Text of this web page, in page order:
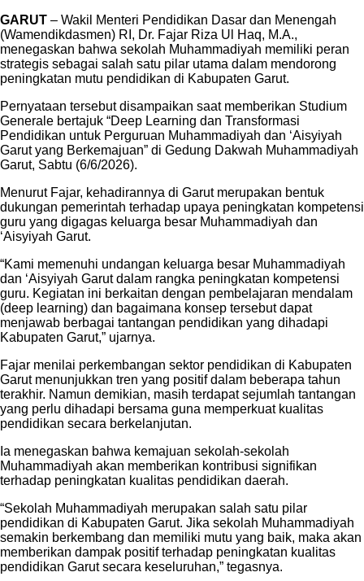
(Wamendikdasmen) RI, Dr. Fajar Riza Ul Haq, M.A.,
menegaskan bahwa sekolah Muhammadiyah memiliki peran
strategis sebagai salah satu pilar utama dalam mendorong
peningkatan mutu pendidikan di Kabupaten Garut.
Generale bertajuk “Deep Learning dan Transformasi
Pendidikan untuk Perguruan Muhammadiyah dan ‘Aisyiyah
Garut yang Berkemajuan” di Gedung Dakwah Muhammadiyah
Garut, Sabtu (6/6/2026).
dukungan pemerintah terhadap upaya peningkatan kompetensi
guru yang digagas keluarga besar Muhammadiyah dan
‘Aisyiyah Garut.
dan ‘Aisyiyah Garut dalam rangka peningkatan kompetensi
guru. Kegiatan ini berkaitan dengan pembelajaran mendalam
(deep learning) dan bagaimana konsep tersebut dapat
menjawab berbagai tantangan pendidikan yang dihadapi
Kabupaten Garut,” ujarnya.
Garut menunjukkan tren yang positif dalam beberapa tahun
terakhir. Namun demikian, masih terdapat sejumlah tantangan
yang perlu dihadapi bersama guna memperkuat kualitas
pendidikan secara berkelanjutan.
Muhammadiyah akan memberikan kontribusi signifikan
terhadap peningkatan kualitas pendidikan daerah.
pendidikan di Kabupaten Garut. Jika sekolah Muhammadiyah
semakin berkembang dan memiliki mutu yang baik, maka akan
memberikan dampak positif terhadap peningkatan kualitas
pendidikan Garut secara keseluruhan,” tegasnya.